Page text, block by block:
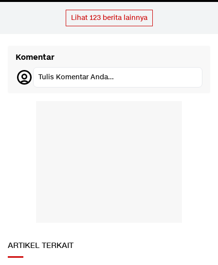
Lihat 123berita lainnya
Komentar
Tulis Komentar Anda...
ARTIKEL TERKAIT